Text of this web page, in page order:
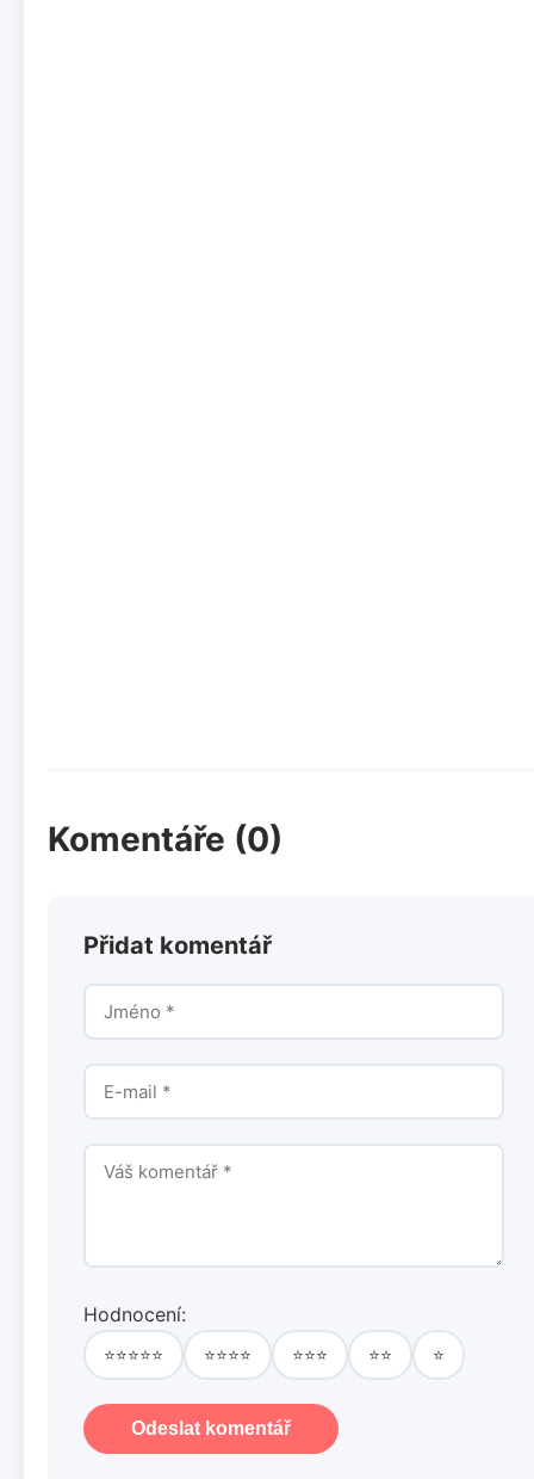
Komentáře (0)
Přidat komentář
Hodnocení:
⭐⭐⭐⭐⭐ ⭐⭐⭐⭐ ⭐⭐⭐ ⭐⭐ ⭐
Odeslat komentář